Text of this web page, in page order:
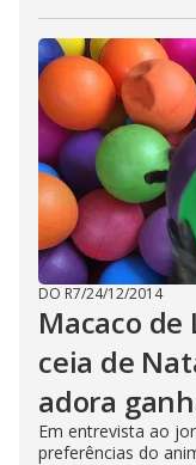
DO R7/24/12/2014
Macaco
ceia de
adora
Em entrevista ao
preferências do